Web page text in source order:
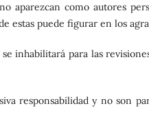
aparezcan como autores
estas puede figurar en los
inhabilitará para las
responsabilidad y no son